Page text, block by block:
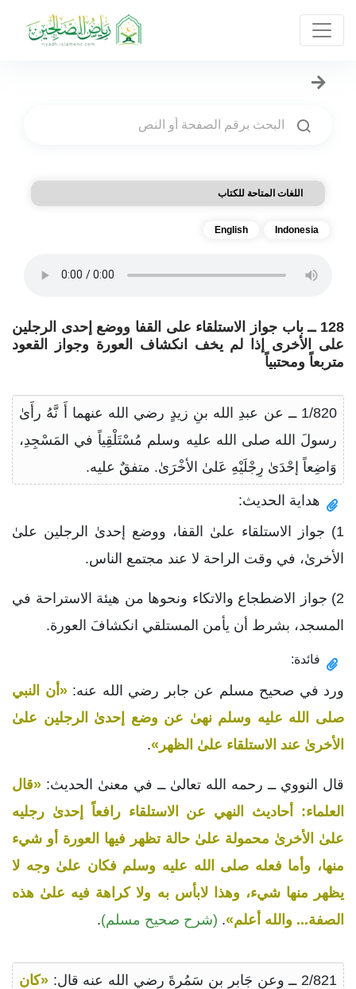
اللغات المتاحة للكتاب
Indonesia
English
128 ــ باب جواز الاستلقاء على القفا ووضع إحدى الرجلين
على الأخرى إذا لم يخف انكشاف العورة وجواز القعود
متربعاً ومحتبياً
1/820 ــ عن عبدِ الله بنِ زيدٍ رضي الله عنهما أَ نَّهُ رأَىٰ
رسولَ الله صلى الله عليه وسلم مُسْتَلْقِياً في المَسْجِدِ،
وَاضِعاً إحْدَىٰ رِجْلَيْهِ عَلىٰ الأخْرَىٰ. متفقٌ عليه.
هداية الحديث:
1) جواز الاستلقاء علىٰ القفا، ووضع إحدىٰ الرجلين علىٰ
الأخرىٰ، في وقت الراحة لا عند مجتمع الناس.
2) جواز الاضطجاع والاتكاء ونحوها من هيئة الاستراحة في
المسجد، بشرط أن يأمن المستلقي انكشافَ العورة.
فائدة:
ورد في صحيح مسلم عن جابر رضي الله عنه:«أن النبي
صلى الله عليه وسلم نهىٰ عن وضع إحدىٰ الرجلين علىٰ
الأخرىٰ عند الاستلقاء علىٰ الظهر».
قال النووي ــ رحمه الله تعالىٰ ــ في معنىٰ الحديث: «قال
العلماء: أحاديث النهي عن الاستلقاء رافعاً إحدىٰ رجليه
علىٰ الأخرىٰ محمولة علىٰ حالة تظهر فيها العورة أو شيء
منها، وأما فعله صلى الله عليه وسلم فكان علىٰ وجه لا
يظهر منها شيء، وهذا لابأس به ولا كراهة فيه علىٰ هذه
الصفة... والله أعلم». (شرح صحيح مسلم).
2/821 ــ وعن جَابر بن سَمُرةَ رضي الله عنه قال:
«كان